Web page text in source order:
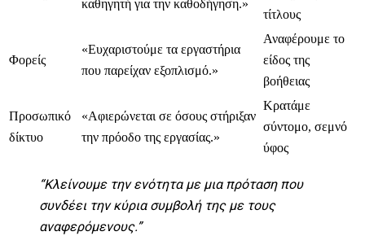
καθηγητή για την καθοδήγηση.»
τίτλους
Φορείς
«Ευχαριστούμε τα εργαστήρια
που παρείχαν εξοπλισμό.»
Αναφέρουμε το
είδος της
βοήθειας
Προσωπικό
δίκτυο
«Αφιερώνεται σε όσους στήριξαν
την πρόοδο της εργασίας.»
Κρατάμε
σύντομο, σεμνό
ύφος
“Κλείνουμε την ενότητα με μια πρόταση που
συνδέει την κύρια συμβολή της με τους
αναφερόμενους.”